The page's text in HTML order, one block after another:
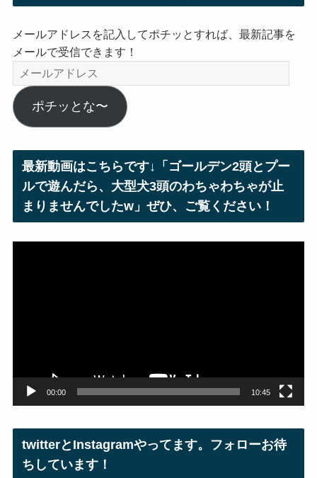
メールアドレスを記入してポチッとすれば、最新記事を
メールで受信できます！
メ
ー
ル
ア
ス
ポチッとな〜
最新動画はこちらです↓「ゴールデン2頭とプー
ルで遊んだら、大型犬3頭のわちゃわちゃが止
まりませんでしたw」ぜひ、ご覧ください！
00:00 10:45
twitterとInstagramやってます。フォローお待
ちしています！